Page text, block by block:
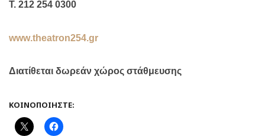
Τ. 212 254 0300
www.theatron254.gr
Διατίθεται δωρεάν χώρος στάθμευσης
ΚΟΙΝΟΠΟΙΉΣΤΕ: